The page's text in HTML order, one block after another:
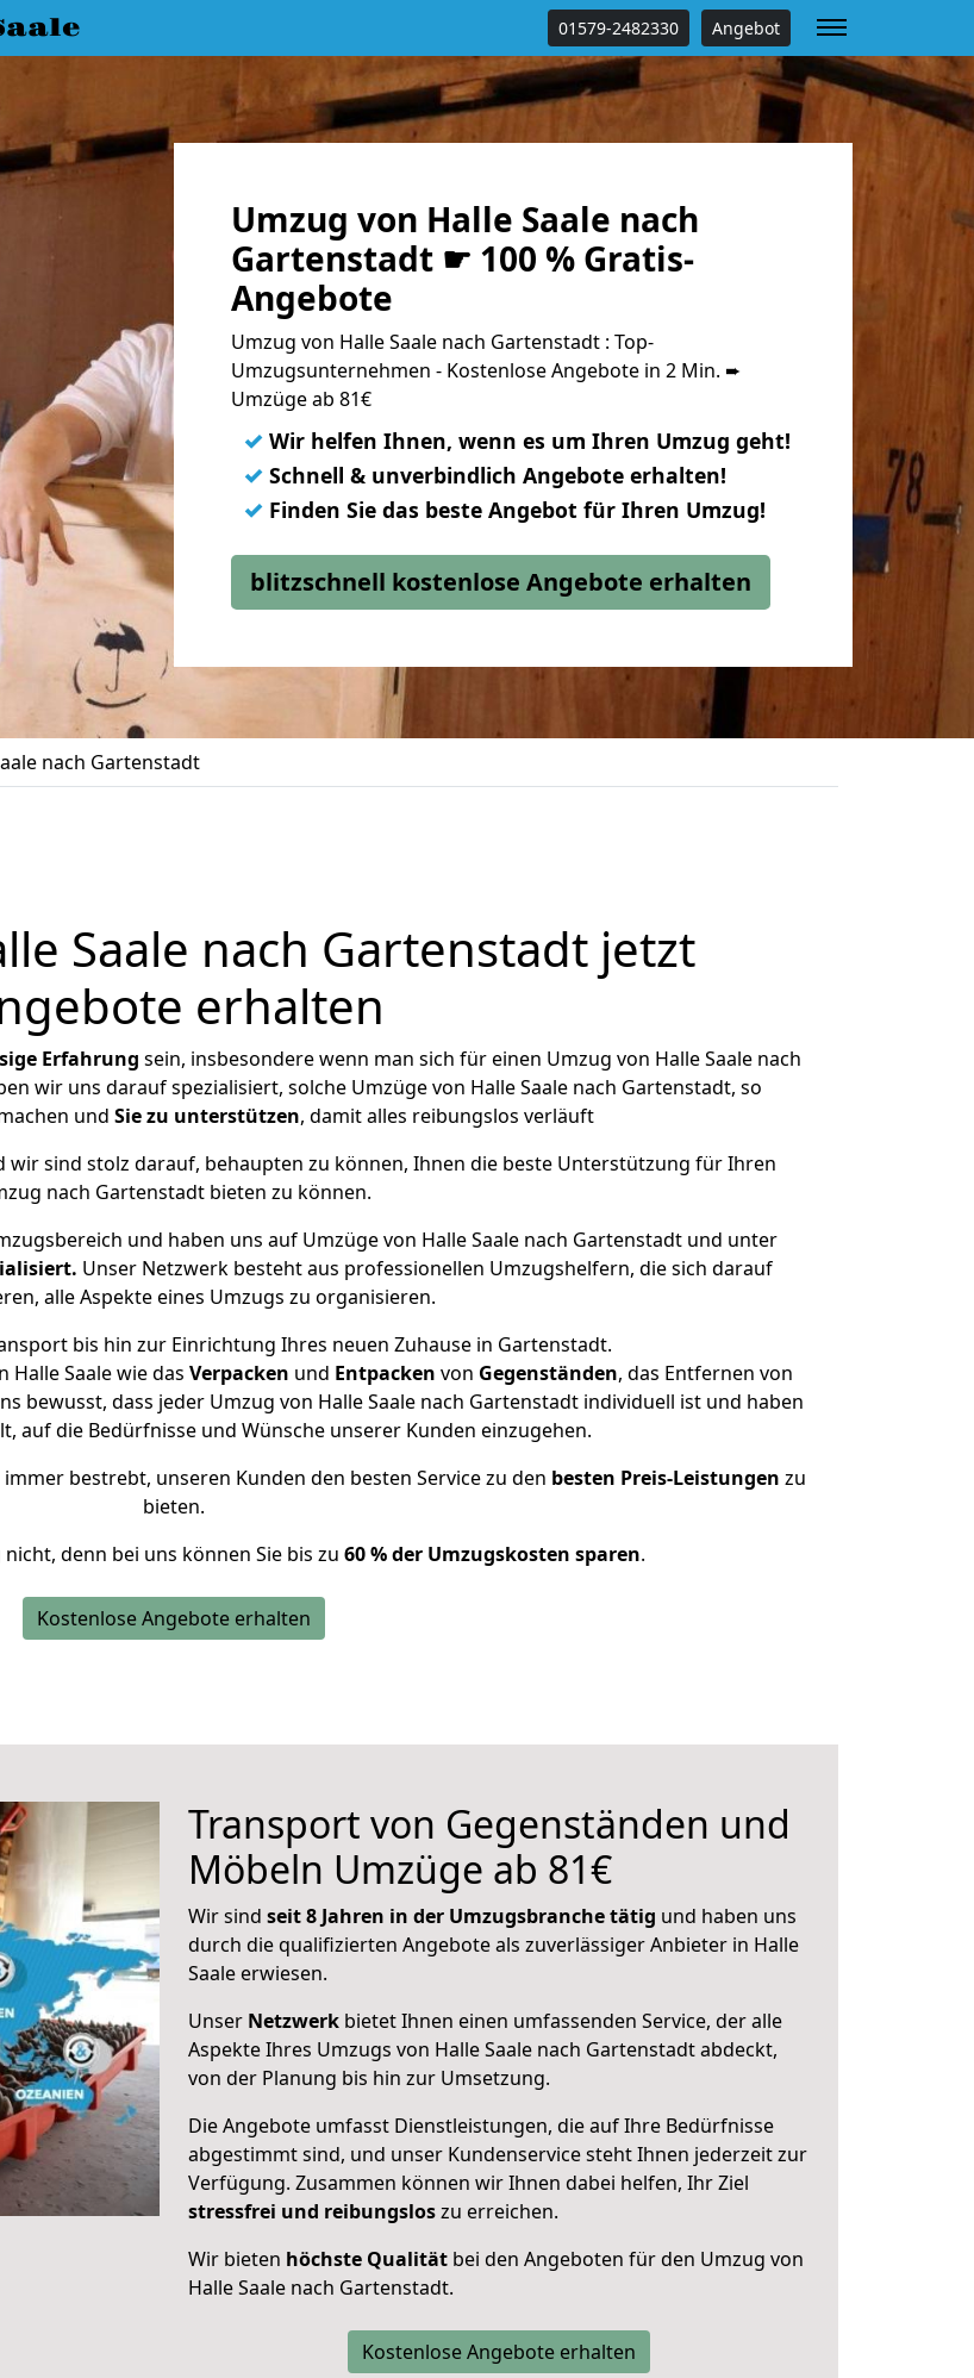
01579-2482330 Angebot
Umzug von Halle Saale nach
Gartenstadt ☛ 100 % Gratis-
Angebote
Umzug von Halle Saale nach Gartenstadt : Top-
Umzugsunternehmen - Kostenlose Angebote in 2 Min. ➨
Umzüge ab 81€
✓ Wir helfen Ihnen, wenn es um Ihren Umzug geht!
✓ Schnell & unverbindlich Angebote erhalten!
✓ Finden Sie das beste Angebot für Ihren Umzug!
blitzschnell kostenlose Angebote erhalten
nach Gartenstadt
Saale nach Gartenstadt jetzt
erhalten
Erfahrung sein, insbesondere wenn man sich für einen Umzug von Halle Saale nach
wir uns darauf spezialisiert, solche Umzüge von Halle Saale nach Gartenstadt, so
und Sie zu unterstützen, damit alles reibungslos verläuft
wir sind stolz darauf, behaupten zu können, Ihnen die beste Unterstützung für Ihren
nach Gartenstadt bieten zu können.
und haben uns auf Umzüge von Halle Saale nach Gartenstadt und unter
Unser Netzwerk besteht aus professionellen Umzugshelfern, die sich darauf
alle Aspekte eines Umzugs zu organisieren.
bis hin zur Einrichtung Ihres neuen Zuhause in Gartenstadt.
Saale wie das Verpacken und Entpacken von Gegenständen, das Entfernen von
bewusst, dass jeder Umzug von Halle Saale nach Gartenstadt individuell ist und haben
auf die Bedürfnisse und Wünsche unserer Kunden einzugehen.
bestrebt, unseren Kunden den besten Service zu den besten Preis-Leistungen zu
bieten.
denn bei uns können Sie bis zu 60 % der Umzugskosten sparen.
Kostenlose Angebote erhalten
Transport von Gegenständen und
Möbeln Umzüge ab 81€
Wir sind seit 8 Jahren in der Umzugsbranche tätig und haben uns
durch die qualifizierten Angebote als zuverlässiger Anbieter in Halle
Saale erwiesen.
Unser Netzwerk bietet Ihnen einen umfassenden Service, der alle
Aspekte Ihres Umzugs von Halle Saale nach Gartenstadt abdeckt,
von der Planung bis hin zur Umsetzung.
Die Angebote umfasst Dienstleistungen, die auf Ihre Bedürfnisse
abgestimmt sind, und unser Kundenservice steht Ihnen jederzeit zur
Verfügung. Zusammen können wir Ihnen dabei helfen, Ihr Ziel
stressfrei und reibungsloszu erreichen.
Wir bieten höchste Qualität bei den Angeboten für den Umzug von
Halle Saale nach Gartenstadt.
Kostenlose Angebote erhalten